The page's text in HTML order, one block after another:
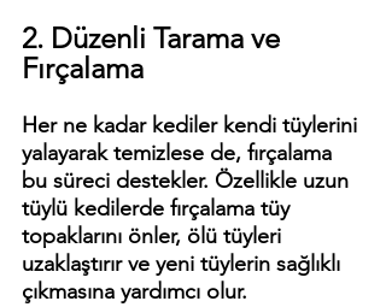
2. Düzenli Tarama ve
Fırçalama
Her ne kadar kediler kendi tüylerini
yalayarak temizlese de, fırçalama
bu süreci destekler. Özellikle uzun
tüylü kedilerde fırçalama tüy
topaklarını önler, ölü tüyleri
uzaklaştırır ve yeni tüylerin sağlıklı
çıkmasına yardımcı olur.